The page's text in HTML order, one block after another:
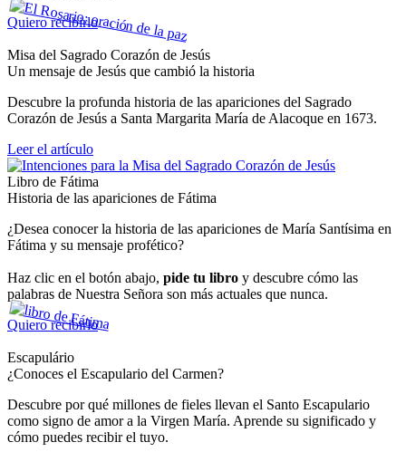
Quiero recibirlo
Misa del Sagrado Corazón de Jesús
Un mensaje de Jesús que cambió la historia
Descubre la profunda historia de las apariciones del Sagrado
Corazón de Jesús a Santa Margarita María de Alacoque en 1673.
Leer el artículo
Libro de Fátima
Historia de las apariciones de Fátima
¿Desea conocer la historia de las apariciones de María Santísima en
Fátima y su mensaje profético?
Haz clic en el botón abajo, pide tu libro y descubre cómo las
palabras de Nuestra Señora son más actuales que nunca.
Quiero recibirlo
Escapulário
¿Conoces el Escapulario del Carmen?
Descubre por qué millones de fieles llevan el Santo Escapulario
como signo de amor a la Virgen María. Aprende su significado y
cómo puedes recibir el tuyo.